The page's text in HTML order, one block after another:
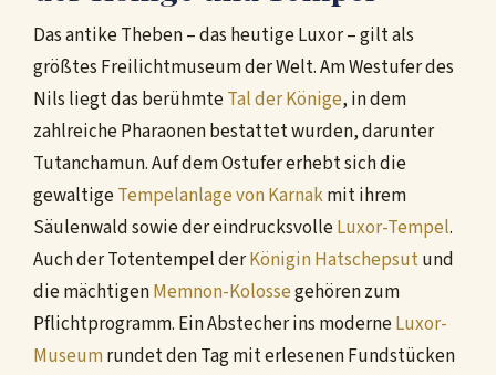
Das antike Theben – das heutige Luxor – gilt als
größtes Freilichtmuseum der Welt. Am Westufer des
Nils liegt das berühmteTal der Könige, in dem
zahlreiche Pharaonen bestattet wurden, darunter
Tutanchamun. Auf dem Ostufer erhebt sich die
gewaltigeTempelanlage von Karnakmit ihrem
Säulenwald sowie der eindrucksvolleLuxor-Tempel.
Auch der Totentempel derKönigin Hatschepsutund
die mächtigenMemnon-Kolossegehören zum
Pflichtprogramm. Ein Abstecher ins moderneLuxor-
Museumrundet den Tag mit erlesenen Fundstücken